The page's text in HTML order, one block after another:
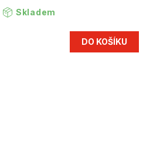
Skladem
DO KOŠÍKU